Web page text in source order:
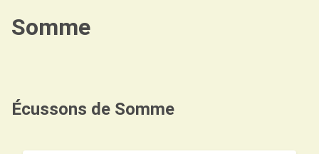
Somme
Écussons de Somme